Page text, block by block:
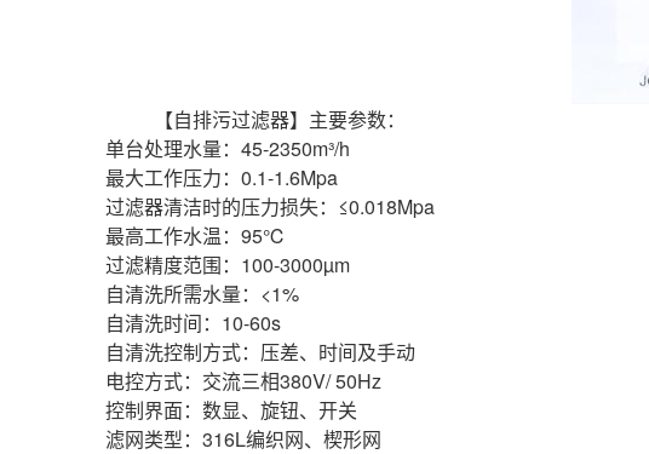
【自排污过滤器】主要参数：
单台处理水量：45-2350m³/h
最大工作压力：0.1-1.6Mpa
过滤器清洁时的压力损失：≤0.018Mpa
最高工作水温：95℃
过滤精度范围：100-3000µm
自清洗所需水量：<1%
自清洗时间：10-60s
自清洗控制方式：压差、时间及手动
电控方式：交流三相380V/ 50Hz
控制界面：数显、旋钮、开关
滤网类型：316L编织网、楔形网